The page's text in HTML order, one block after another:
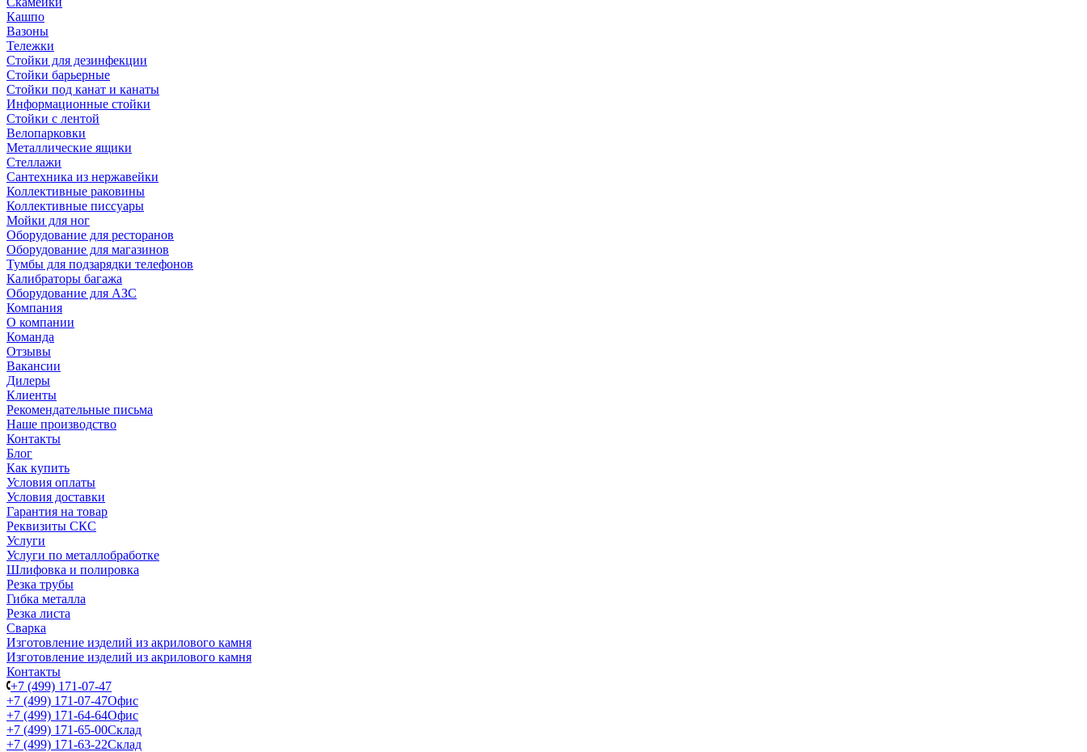
Кашпо
Вазоны
Тележки
Стойки для дезинфекции
Стойки барьерные
Стойки под канат и канаты
Информационные стойки
Стойки с лентой
Велопарковки
Металлические ящики
Стеллажи
Сантехника из нержавейки
Коллективные раковины
Коллективные писсуары
Мойки для ног
Оборудование для ресторанов
Оборудование для магазинов
Тумбы для подзарядки телефонов
Калибраторы багажа
Оборудование для АЗС
Компания
О компании
Команда
Отзывы
Вакансии
Дилеры
Клиенты
Рекомендательные письма
Наше производство
Контакты
Блог
Как купить
Условия оплаты
Условия доставки
Гарантия на товар
Реквизиты СКС
Услуги
Услуги по металлобработке
Шлифовка и полировка
Резка трубы
Гибка металла
Резка листа
Сварка
Изготовление изделий из акрилового камня
Изготовление изделий из акрилового камня
Контакты
+7 (499) 171-07-47
+7 (499) 171-07-47Офис
+7 (499) 171-64-64Офис
+7 (499) 171-65-00Склад
+7 (499) 171-63-22Склад